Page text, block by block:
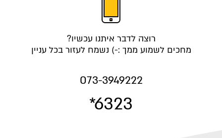
רוצה לדבר איתנו עכשיו?
מחכים לשמוע ממך :-) נשמח לעזור בכל עניין
073-3949222
*6323